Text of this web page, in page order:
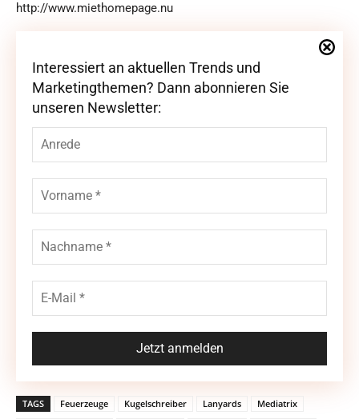
http://www.miethomepage.nu
Interessiert an aktuellen Trends und
Marketingthemen? Dann abonnieren Sie
unseren Newsletter:
Interessiert an aktuellen Trends und
Marketingthemen? Dann abonnieren Sie
unseren Newsletter:
TAGS Feuerzeuge Kugelschreiber Lanyards
Mediatrix